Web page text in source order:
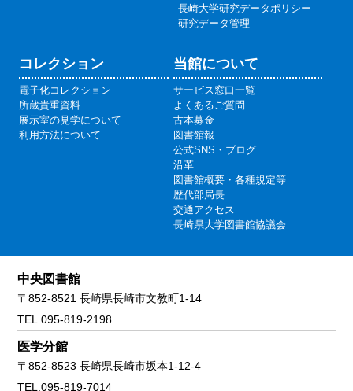
長崎大学研究データポリシー
研究データ管理
コレクション
電子化コレクション
所蔵貴重資料
展示室の見学について
利用方法について
当館について
サービス窓口一覧
よくあるご質問
古本募金
図書館報
公式SNS・ブログ
沿革
図書館概要・各種規定等
歴代部局長
交通アクセス
長崎県大学図書館協議会
中央図書館
〒852-8521 長崎県長崎市文教町1-14
TEL.095-819-2198
医学分館
〒852-8523 長崎県長崎市坂本1-12-4
TEL.095-819-7014